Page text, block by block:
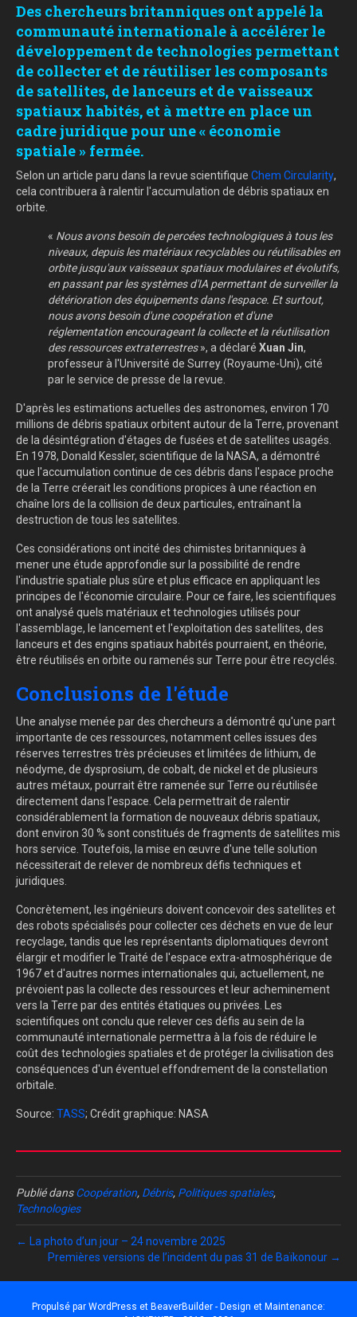
Des chercheurs britanniques ont appelé la
communauté internationale à accélérer le
développement de technologies permettant
de collecter et de réutiliser les composants
de satellites, de lanceurs et de vaisseaux
spatiaux habités, et à mettre en place un
cadre juridique pour une « économie
spatiale » fermée.
Selon un article paru dans la revue scientifique Chem Circularity,
cela contribuera à ralentir l'accumulation de débris spatiaux en
orbite.
« Nous avons besoin de percées technologiques à tous les
niveaux, depuis les matériaux recyclables ou réutilisables en
orbite jusqu'aux vaisseaux spatiaux modulaires et évolutifs,
en passant par les systèmes d'IA permettant de surveiller la
détérioration des équipements dans l'espace. Et surtout,
nous avons besoin d'une coopération et d'une
réglementation encourageant la collecte et la réutilisation
des ressources extraterrestres», a déclaré Xuan Jin,
professeur à l'Université de Surrey (Royaume-Uni), cité
par le service de presse de la revue.
D'après les estimations actuelles des astronomes, environ 170
millions de débris spatiaux orbitent autour de la Terre, provenant
de la désintégration d'étages de fusées et de satellites usagés.
En 1978, Donald Kessler, scientifique de la NASA, a démontré
que l'accumulation continue de ces débris dans l'espace proche
de la Terre créerait les conditions propices à une réaction en
chaîne lors de la collision de deux particules, entraînant la
destruction de tous les satellites.
Ces considérations ont incité des chimistes britanniques à
mener une étude approfondie sur la possibilité de rendre
l'industrie spatiale plus sûre et plus efficace en appliquant les
principes de l'économie circulaire. Pour ce faire, les scientifiques
ont analysé quels matériaux et technologies utilisés pour
l'assemblage, le lancement et l'exploitation des satellites, des
lanceurs et des engins spatiaux habités pourraient, en théorie,
être réutilisés en orbite ou ramenés sur Terre pour être recyclés.
Conclusions de l'étude
Une analyse menée par des chercheurs a démontré qu'une part
importante de ces ressources, notamment celles issues des
réserves terrestres très précieuses et limitées de lithium, de
néodyme, de dysprosium, de cobalt, de nickel et de plusieurs
autres métaux, pourrait être ramenée sur Terre ou réutilisée
directement dans l'espace. Cela permettrait de ralentir
considérablement la formation de nouveaux débris spatiaux,
dont environ 30 % sont constitués de fragments de satellites mis
hors service. Toutefois, la mise en œuvre d'une telle solution
nécessiterait de relever de nombreux défis techniques et
juridiques.
Concrètement, les ingénieurs doivent concevoir des satellites et
des robots spécialisés pour collecter ces déchets en vue de leur
recyclage, tandis que les représentants diplomatiques devront
élargir et modifier le Traité de l'espace extra-atmosphérique de
1967 et d'autres normes internationales qui, actuellement, ne
prévoient pas la collecte des ressources et leur acheminement
vers la Terre par des entités étatiques ou privées. Les
scientifiques ont conclu que relever ces défis au sein de la
communauté internationale permettra à la fois de réduire le
coût des technologies spatiales et de protéger la civilisation des
conséquences d'un éventuel effondrement de la constellation
orbitale.
Source: TASS; Crédit graphique: NASA
Publié dansCoopération, Débris, Politiques spatiales,
Technologies
← La photo d’un jour – 24 novembre 2025
Premières versions de l’incident du pas 31 de Baïkonour →
Propulsé par WordPress et BeaverBuilder - Design et Maintenance: